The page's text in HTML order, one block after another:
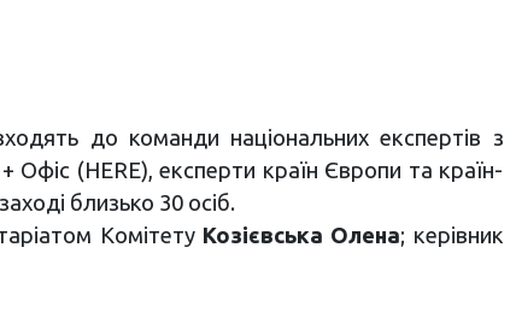
до команди національних експертів з
Офіс (HERE), експерти країн Європи та країн-
близько 30 осіб.
Комітету Козієвська Олена; керівник